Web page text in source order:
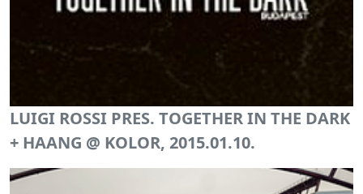
LUIGI ROSSI PRES. TOGETHER IN THE DARK
+ HAANG @ KOLOR, 2015.01.10.